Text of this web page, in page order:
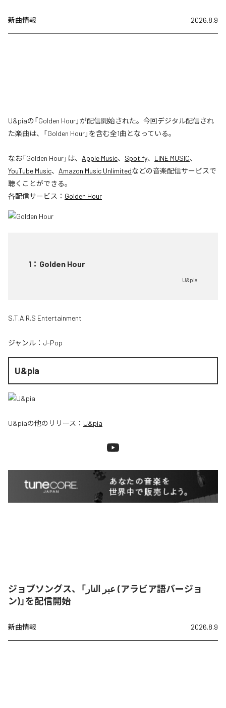
新曲情報 2026.8.9
U&piaの「Golden Hour」が配信開始された。今回デジタル配信され
た楽曲は、「Golden Hour」を含む全1曲となっている。
なお「Golden Hour」は、 Apple Music、 Spotify、 LINE MUSIC、
YouTube Music、 Amazon Music Unlimitedなどの音楽配信サービスで
聴くことができる。
各配信サービス： Golden Hour
1 ： Golden Hour
U&pia
S.T.A.R.S Entertainment
ジャンル： J-Pop
U&pia
U&piaの他のリリース： U&pia
ジョブソングス、「عبر النار (アラビア語バージョ
ン)」を配信開始
新曲情報 2026.8.9